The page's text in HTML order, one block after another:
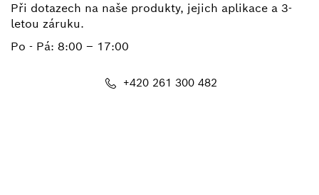
Při dotazech na naše produkty, jejich aplikace a 3-
letou záruku.
Po - Pá: 8:00 – 17:00
+420 261 300 482